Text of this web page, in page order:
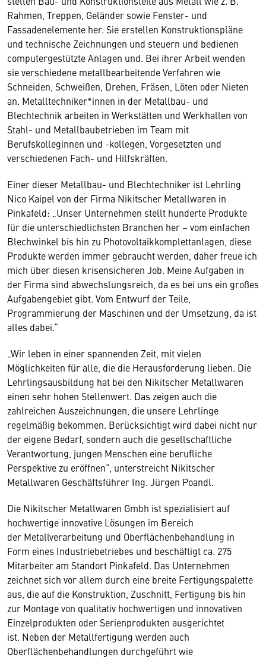
Rahmen, Treppen, Geländer sowie Fenster- und
Fassadenelemente her. Sie erstellen Konstruktionspläne
und technische Zeichnungen und steuern und bedienen
computergestützte Anlagen und. Bei ihrer Arbeit wenden
sie verschiedene metallbearbeitende Verfahren wie
Schneiden, Schweißen, Drehen, Fräsen, Löten oder Nieten
an. Metalltechniker*innen in der Metallbau- und
Blechtechnik arbeiten in Werkstätten und Werkhallen von
Stahl- und Metallbaubetrieben im Team mit
Berufskolleginnen und -kollegen, Vorgesetzten und
verschiedenen Fach- und Hilfskräften.
Einer dieser Metallbau- und Blechtechniker ist Lehrling
Nico Kaipel von der Firma Nikitscher Metallwaren in
Pinkafeld: „Unser Unternehmen stellt hunderte Produkte
für die unterschiedlichsten Branchen her – vom einfachen
Blechwinkel bis hin zu Photovoltaikkomplettanlagen, diese
Produkte werden immer gebraucht werden, daher freue ich
mich über diesen krisensicheren Job. Meine Aufgaben in
der Firma sind abwechslungsreich, da es bei uns ein großes
Aufgabengebiet gibt. Vom Entwurf der Teile,
Programmierung der Maschinen und der Umsetzung, da ist
alles dabei.“
„Wir leben in einer spannenden Zeit, mit vielen
Möglichkeiten für alle, die die Herausforderung lieben. Die
Lehrlingsausbildung hat bei den Nikitscher Metallwaren
einen sehr hohen Stellenwert. Das zeigen auch die
zahlreichen Auszeichnungen, die unsere Lehrlinge
regelmäßig bekommen. Berücksichtigt wird dabei nicht nur
der eigene Bedarf, sondern auch die gesellschaftliche
Verantwortung, jungen Menschen eine berufliche
Perspektive zu eröffnen“, unterstreicht Nikitscher
Metallwaren Geschäftsführer Ing. Jürgen Poandl.
Die Nikitscher Metallwaren Gmbh ist spezialisiert auf
hochwertige innovative Lösungen im Bereich
der Metallverarbeitung und Oberflächenbehandlung in
Form eines Industriebetriebes und beschäftigt ca. 275
Mitarbeiter am Standort Pinkafeld. Das Unternehmen
zeichnet sich vor allem durch eine breite Fertigungspalette
aus, die auf die Konstruktion, Zuschnitt, Fertigung bis hin
zur Montage von qualitativ hochwertigen und innovativen
Einzelprodukten oder Serienprodukten ausgerichtet
ist. Neben der Metallfertigung werden auch
Oberflächenbehandlungen durchgeführt wie